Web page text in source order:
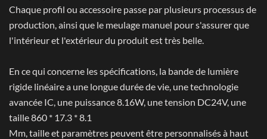
Chaque profil ou accessoire passe par plusieurs processus de
production, ainsi que le meulage manuel pour s'assurer que
l'intérieur et l'extérieur du produit est très belle.
En ce qui concerne les spécifications, la bande de lumière
rigide linéaire a une longue durée de vie, une technologie
avancée IC, une puissance 8.16W, une tension DC24V, une
taille 860 * 17.3 * 8.1
Mm, taille et paramètres peuvent être personnalisés à haut